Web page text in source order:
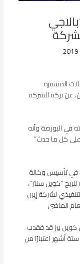
المشفرة
عن تركه للشركة
في البورصة وأنه
على كل ما حدث”
في تأسيس وكالة
“كوين سنتر”،
لشركة إيرن
الماضي
كوين بيز قد فقدت
أشهر اعتبارًا من